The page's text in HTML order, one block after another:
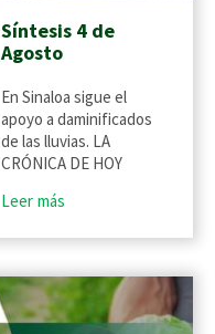
Síntesis 4 de
Agosto
En Sinaloa sigue el
apoyo a daminificados
de las lluvias. LA
CRÓNICA DE HOY
Leer más